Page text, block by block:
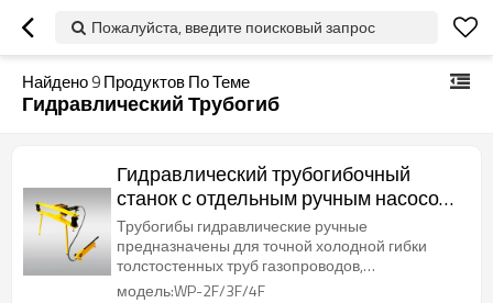
Пожалуйста, введите поисковый запрос
Найдено9Продуктов По Теме
Гидравлический Трубогиб
Гидравлический трубогибочный
станок с отдельным ручным насосом
для стальных труб диаметром от 1/2
до 2/3/4 дюймов
Трубогибы гидравлические ручные
предназначены для точной холодной гибки
толстостенных труб газопроводов,
водопроводов и паропроводов.
модель:WP-2F/3F/4F